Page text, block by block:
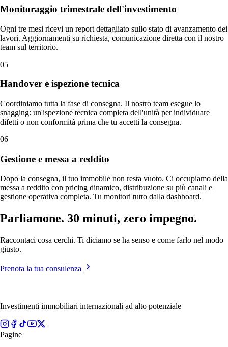
Monitoraggio trimestrale dell'investimento
Ogni tre mesi ricevi un report dettagliato sullo stato di avanzamento dei
lavori. Aggiornamenti su richiesta, comunicazione diretta con il nostro
team sul territorio.
05
Handover e ispezione tecnica
Coordiniamo tutta la fase di consegna. Il nostro team esegue lo
snagging: un'ispezione tecnica completa dell'unità per individuare
difetti o non conformità prima che tu accetti la consegna.
06
Gestione e messa a reddito
Dopo la consegna, il tuo immobile non resta vuoto. Ci occupiamo della
messa a reddito con pricing dinamico, distribuzione su più canali e
gestione operativa completa. Tu monitori tutto dalla dashboard.
Parliamone. 30 minuti, zero impegno.
Raccontaci cosa cerchi. Ti diciamo se ha senso e come farlo nel modo
giusto.
Prenota la tua consulenza
Investimenti immobiliari internazionali ad alto potenziale
Pagine